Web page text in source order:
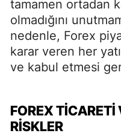
tamamen ortadan
olmadığını
nedenle, Forex
karar veren her
ve kabul etmesi
FOREX TICARETI
RISKLER